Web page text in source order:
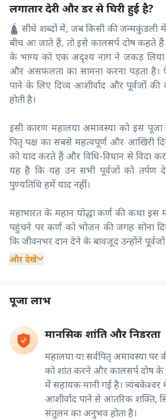
लगातार देरी और डर से घिरी हुई है?
🛕 सीधे शब्दों में, जब किसी की जन्मकुंडली
बीच आ जाते हैं, तो इसे कालसर्प दोष कहते
के भाग्य को एक अदृश्य नाग ने जकड़ लिया
और असफलता का सामना करना पड़ता है।
पाने के लिए दिव्य आशीर्वाद और पूर्वजों
होती है।
इसी कारण महालया अमावस्या को इस
पितृ पक्ष का सबसे महत्वपूर्ण और आखिरी
को याद करते हैं और विधि-विधान से विदा
यह है कि यह उन सभी पूर्वजों को तर्पण
पुण्यतिथि हमें याद नहीं।
महाभारत के महान योद्धा कर्ण की कथा इस
पहुंचने पर कर्ण को भोजन की जगह सोना
कि जीवनभर दान देने के बावजूद उन्होंने
और देखें
पूजा लाभ
मानसिक शांति और निडरता
महालया या सर्वपितृ अमावस्या
को शांत करने और कालसर्प दोष
में सहायक मानी गई है।
आशीर्वाद पाने से आंतरिक शक्ति,
संतुलन का अनुभव होता है।